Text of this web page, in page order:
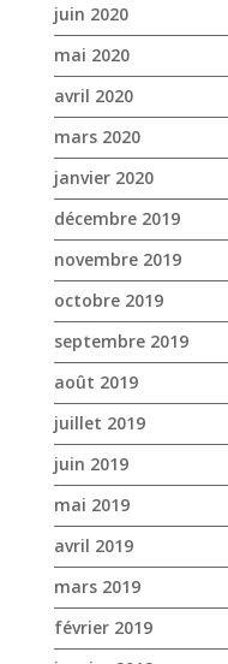
décembre 2019
novembre 2019
octobre 2019
septembre 2019
août 2019
juillet 2019
juin 2019
mai 2019
avril 2019
mars 2019
février 2019
janvier 2019
décembre 2018
novembre 2018
octobre 2018
septembre 2018